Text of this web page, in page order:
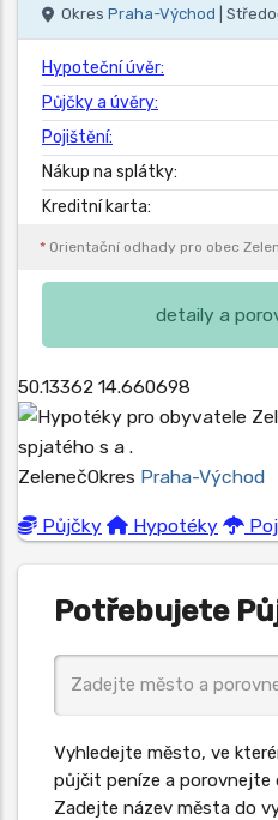
Okres Praha-Východ |
Hypoteční úvěr:
Půjčky a úvěry:
Pojištění:
Nákup na splátky:
Kreditní karta:
* Orientační odhady pro obec
detaily a
50.13362 14.660698
ZelenečOkres Praha-Východ
Půjčky Hypotéky
Potřebujete
Vyhledejte město, ve
půjčit peníze a porovnejte
Zadejte název města do